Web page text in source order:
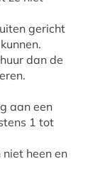
gericht
dan de
aan een
1 tot
heen en